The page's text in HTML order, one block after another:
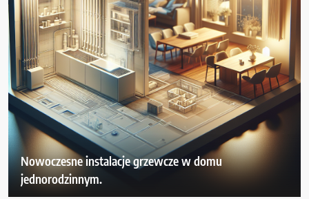
Nowoczesne instalacje grzewcze w domu
jednorodzinnym.